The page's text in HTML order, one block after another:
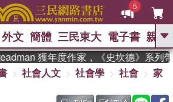
5
GO
熱搜： 東野圭吾 、 高希均教授回憶錄
外文 簡體 三民東大 電子書 親子
獲年度作家，《史坎德》系列帶
社會人文 社會學 社會
家